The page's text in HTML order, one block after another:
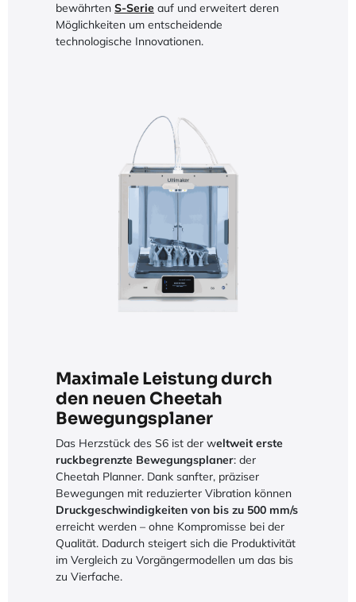
bewährten S-Serie auf und erweitert deren
Möglichkeiten um entscheidende
technologische Innovationen.
Maximale Leistung durch
den neuen Cheetah
Bewegungsplaner
Das Herzstück des S6 ist der weltweit erste
ruckbegrenzte Bewegungsplaner: der
Cheetah Planner. Dank sanfter, präziser
Bewegungen mit reduzierter Vibration können
Druckgeschwindigkeiten von bis zu 500 mm/s
erreicht werden – ohne Kompromisse bei der
Qualität. Dadurch steigert sich die Produktivität
im Vergleich zu Vorgängermodellen um das bis
zu Vierfache.